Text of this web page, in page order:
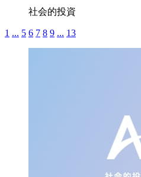
社会的投資
1 ... 5 6 7 8 9 ... 13